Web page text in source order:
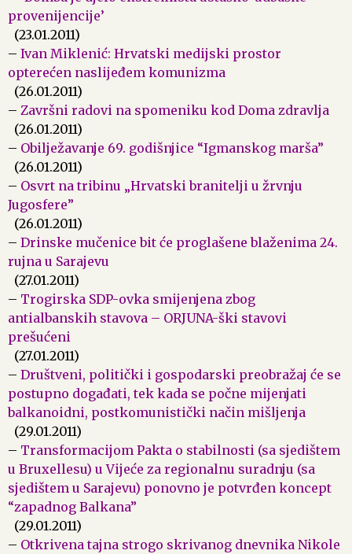
provenijencije’
(23.01.2011)
– Ivan Miklenić: Hrvatski medijski prostor
opterećen naslijeđem komunizma
(26.01.2011)
– Završni radovi na spomeniku kod Doma zdravlja
(26.01.2011)
– Obilježavanje 69. godišnjice “Igmanskog marša”
(26.01.2011)
– Osvrt na tribinu „Hrvatski branitelji u žrvnju
Jugosfere”
(26.01.2011)
– Drinske mučenice bit će proglašene blaženima 24.
rujna u Sarajevu
(27.01.2011)
– Trogirska SDP-ovka smijenjena zbog
antialbanskih stavova – ORJUNA-ški stavovi
prešućeni
(27.01.2011)
– Društveni, politički i gospodarski preobražaj će se
postupno događati, tek kada se počne mijenjati
balkanoidni, postkomunistički način mišljenja
(29.01.2011)
– Transformacijom Pakta o stabilnosti (sa sjedištem
u Bruxellesu) u Vijeće za regionalnu suradnju (sa
sjedištem u Sarajevu) ponovno je potvrđen koncept
“zapadnog Balkana”
(29.01.2011)
– Otkrivena tajna strogo skrivanog dnevnika Nikole